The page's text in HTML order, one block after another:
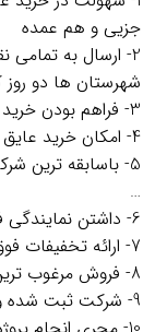
جزیی و هم عمده
شهرستان ها دو روز
3- فراهم بودن خرید اینترنتی عایق الاستومری
4- امکان خرید عایق الاستومری به صورت تلفنی
5- باسابقه ترین
…
6- داشتن نمایندگی فروش عایق الاستومری
7- ارائه تخفیفات فوق العاده به تمامی مشتریان
8- فروش مرغوب ترین و بهترین نوع عایق الاستومری
9- شرکت ثبت شده و دارای کد ثبتی